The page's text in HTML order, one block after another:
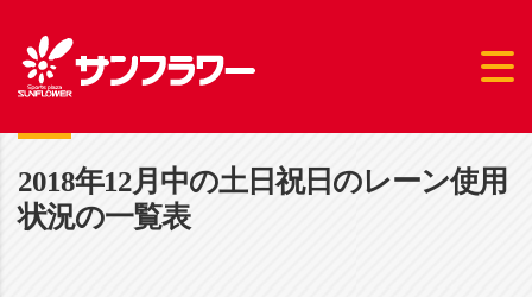
2018年12月中の土日祝日のレーン使用
状況の一覧表